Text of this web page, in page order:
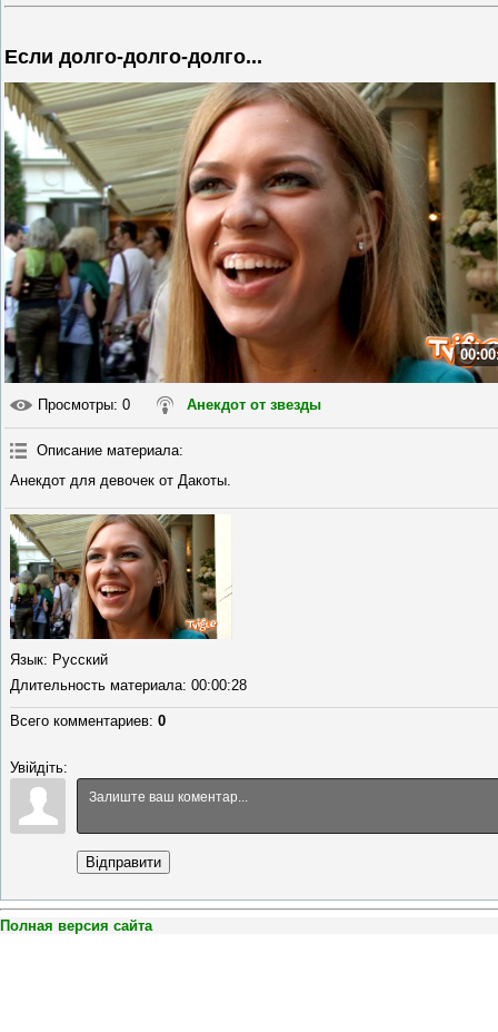
Если долго-долго-долго...
Просмотры: 0 Анекдот от звезды
Описание материала:
Анекдот для девочек от Дакоты.
Язык: Русский
Длительность материала: 00:00:28
Всего комментариев: 0
Увійдіть:
Відправити
Полная версия сайта